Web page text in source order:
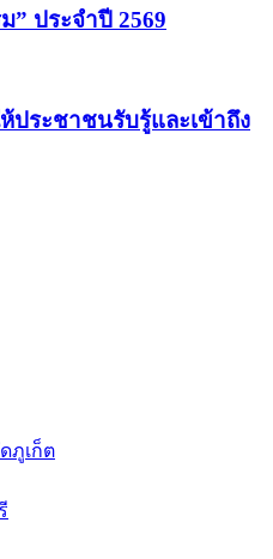
ประจำปี 2569
ประชาชนรับรู้และเข้าถึง
ภูเก็ต